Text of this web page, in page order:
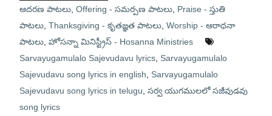
ఆదరణ పాటలు, Offering - సమర్పణ పాటలు, Praise - స్తుతి
పాటలు, Thanksgiving - కృతజ్ఞత పాటలు, Worship - ఆరాధనా
పాటలు, హోసన్నా మినిస్ట్రీస్ - Hosanna Ministries
Sarvayugamulalo Sajevudavu lyrics, Sarvayugamulalo
Sajevudavu song lyrics in english
Sarvayugamulalo
Sajevudavu song lyrics in telugu సర్వ యుగములలో సజీవుడవు
song lyrics